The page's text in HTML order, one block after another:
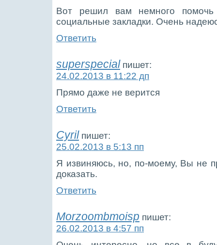
Вот решил вам немного
социальные закладки. Очень
Ответить
superspecial пишет:
24.02.2013 в 11:22 дп
Прямо даже не верится
Ответить
Cyril пишет:
25.02.2013 в 5:13 пп
Я извиняюсь, но, по-моему, Вы не
доказать.
Ответить
Morzoombmoisp пишет:
26.02.2013 в 4:57 пп